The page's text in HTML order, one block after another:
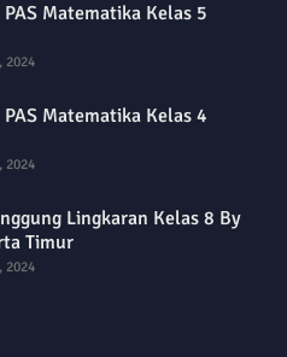
Matematika Kelas 5
2024
Matematika Kelas 4
2024
Lingkaran Kelas 8 By
Timur
2024